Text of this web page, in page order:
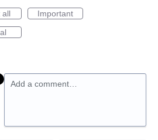
all
Important
Add a comment…